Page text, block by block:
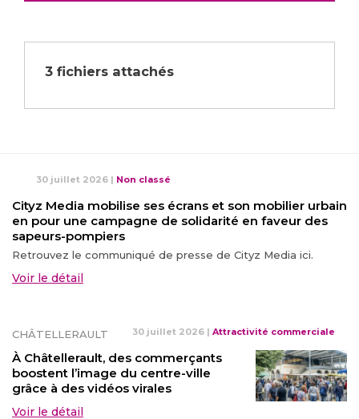
3 fichiers attachés
30 juillet 2026 | Non classé
Cityz Media mobilise ses écrans et son mobilier urbain
en pour une campagne de solidarité en faveur des
sapeurs-pompiers
Retrouvez le communiqué de presse de Cityz Media ici.
Voir le détail
CHÂTELLERAULT 30 juillet 2026 | Attractivité commerciale
À Châtellerault, des commerçants
boostent l’image du centre-ville
grâce à des vidéos virales
Voir le détail